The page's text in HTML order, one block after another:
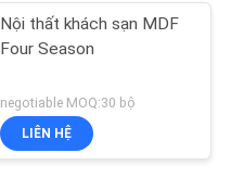
Nội thất khách sạn MDF
Four Season
negotiable MOQ:30 bộ
LIÊN HỆ